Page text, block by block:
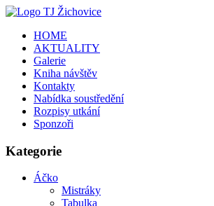
HOME
AKTUALITY
Galerie
Kniha návštěv
Kontakty
Nabídka soustředění
Rozpisy utkání
Sponzoři
Kategorie
Áčko
Mistráky
Tabulka